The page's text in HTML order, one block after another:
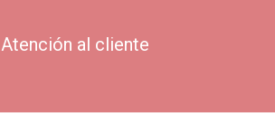
Atención al cliente